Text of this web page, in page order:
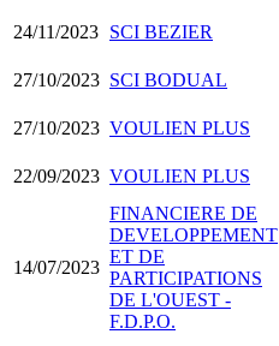
24/11/2023 SCI BEZIER
27/10/2023 SCI BODUAL
27/10/2023 VOULIEN PLUS
22/09/2023 VOULIEN PLUS
14/07/2023
FINANCIERE DE
DEVELOPPEMENT
ET DE
PARTICIPATIONS
DE L'OUEST -
F.D.P.O.